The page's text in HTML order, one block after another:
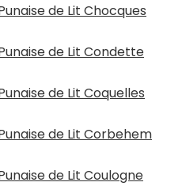
de Lit Chocques
de Lit Condette
de Lit Coquelles
de Lit Corbehem
de Lit Coulogne